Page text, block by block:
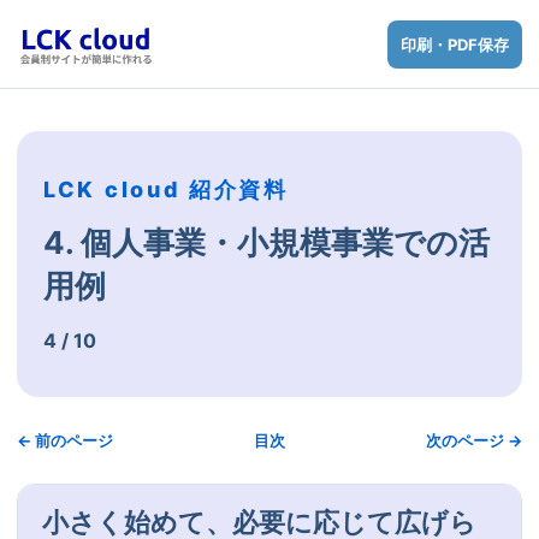
印刷・PDF保存
LCK cloud 紹介資料
4. 個人事業・小規模事業での活
用例
4 / 10
← 前のページ 目次 次のページ →
小さく始めて、必要に応じて広げら